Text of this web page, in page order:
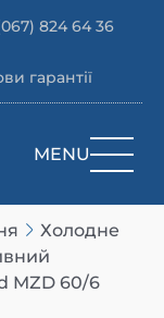
824 64 36
гарантії
MENU
Холодне
MZD 60/6